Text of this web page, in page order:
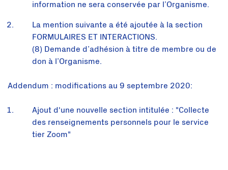
information ne sera conservée par l’Organisme.
La mention suivante a été ajoutée à la section
FORMULAIRES ET INTERACTIONS.
(8) Demande d’adhésion à titre de membre ou de
don à l’Organisme.
Addendum : modifications au 9 septembre 2020:
Ajout d'une nouvelle section intitulée : "Collecte
des renseignements personnels pour le service
tier Zoom"